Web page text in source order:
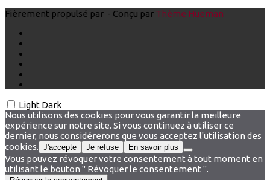
Fièrement propulsé par - Conçu par Thème Hueman
Light Dark
Nous utilisons des cookies pour vous garantir la meilleure
expérience sur notre site. Si vous continuez à utiliser ce
dernier, nous considérerons que vous acceptez l'utilisation des
cookies. J'accepte Je refuse En savoir plus
Vous pouvez révoquer votre consentement à tout moment en
utilisant le bouton " Révoquer le consentement ".